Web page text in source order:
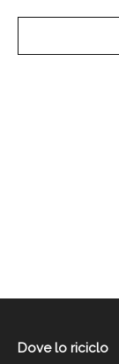
Dove lo riciclo